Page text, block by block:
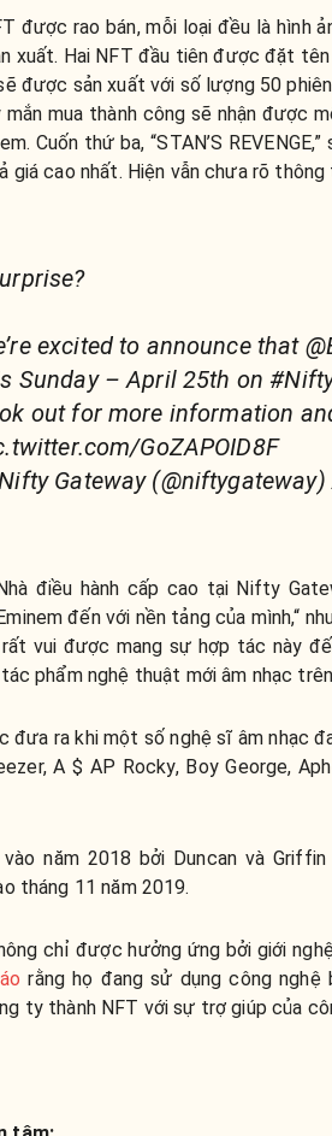
được rao bán, mỗi loại đều là hình
xuất. Hai NFT đầu tiên được đặt
sẽ được sản xuất với số lượng 50
mắn mua thành công sẽ nhận được
Cuốn thứ ba, “STAN’S
giá cao nhất. Hiện vẫn chưa rõ
excited to announce that
Sunday – April 25th on
out for more information
GoZAPOID8F
Gateway (@niftygateway)
điều hành cấp cao tại Nifty
đến với nền tảng của mình,“
vui được mang sự hợp tác này
phẩm nghệ thuật mới âm nhạc
đưa ra khi một số nghệ sĩ âm nhạc
A $ AP Rocky, Boy George,
năm 2018 bởi Duncan và
tháng 11 năm 2019.
chỉ được hưởng ứng bởi giới
rằng họ đang sử dụng công
ty thành NFT với sự trợ giúp của